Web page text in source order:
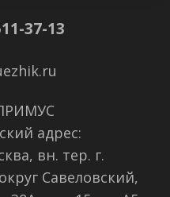
37-13
адрес:
вн. тер. г.
Савеловский,